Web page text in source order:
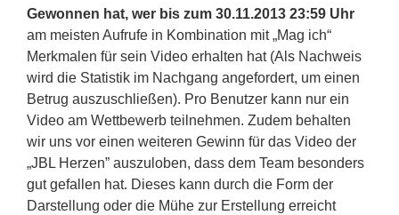
Gewonnen hat, wer bis zum 30.11.2013 23:59 Uhr
am meisten Aufrufe in Kombination mit „Mag ich“
Merkmalen für sein Video erhalten hat (Als Nachweis
wird die Statistik im Nachgang angefordert, um einen
Betrug auszuschließen). Pro Benutzer kann nur ein
Video am Wettbewerb teilnehmen. Zudem behalten
wir uns vor einen weiteren Gewinn für das Video der
„JBL Herzen” auszuloben, dass dem Team besonders
gut gefallen hat. Dieses kann durch die Form der
Darstellung oder die Mühe zur Erstellung erreicht